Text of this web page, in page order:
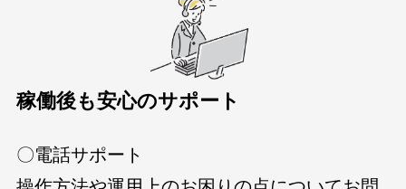
稼働後も安心のサポート
〇電話サポート